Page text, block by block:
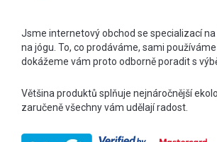
Jsme internetový obchod se specializací
na jógu. To, co prodáváme, sami
dokážeme vám proto odborně poradit s
Většina produktů splňuje nejnáročnější
zaručeně všechny vám udělají radost.